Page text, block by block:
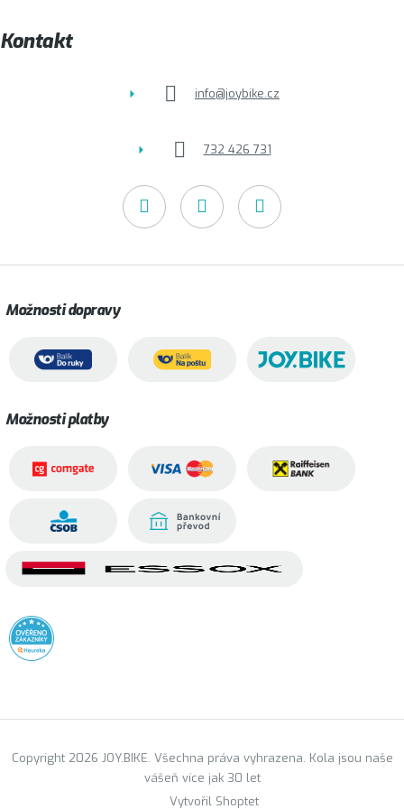
t
í
Kontakt
info@joybike.cz
732 426 731
Možnosti dopravy
Možnosti platby
Vytvořil Shoptet
Copyright 2026 JOY.BIKE. Všechna práva vyhrazena. Kola jsou naše
vášeň více jak 30 let